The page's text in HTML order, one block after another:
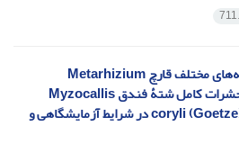
حساسیت شتۀ فندق به جدایه‌‌های مختلف قارچ ‏Metarhizium
anisopliae (Metsch)‎‏ روی حشرات کامل شتۀ ‏فندق ‏Myzocallis
coryli (Goetze) (Hemiptera: Aphididae‎)‎‏ در شرایط‎ ‎آزمایشگاهی و